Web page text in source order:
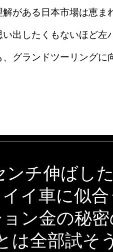
がある日本市場は恵ま
出したくもないほど
グランドツーリングに
チ伸ばし
イ車に似合
ン金の秘密
は全部試そ